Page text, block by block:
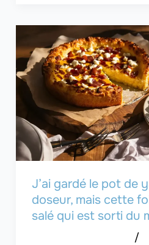
J’ai gardé le pot de
doseur, mais cette
salé qui est sorti du
/